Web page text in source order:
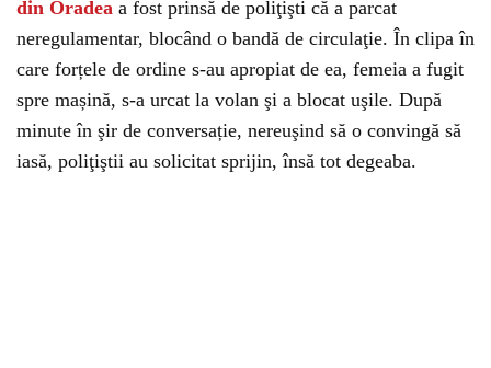
din Oradea a fost prinsă de poliţişti că a parcat
neregulamentar, blocând o bandă de circulaţie. În clipa în
care forțele de ordine s-au apropiat de ea, femeia a fugit
spre mașină, s-a urcat la volan şi a blocat uşile. După
minute în şir de conversație, nereuşind să o convingă să
iasă, poliţiştii au solicitat sprijin, însă tot degeaba.